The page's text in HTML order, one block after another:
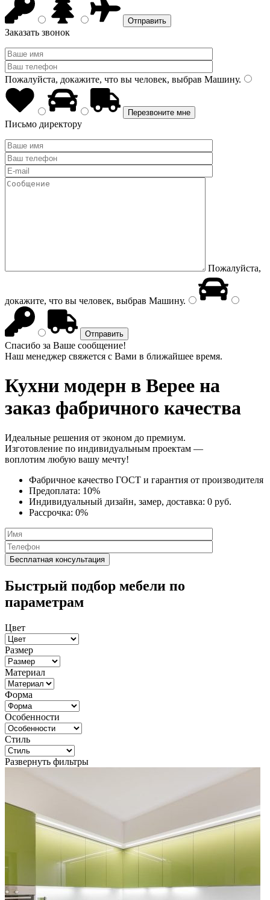
Заказать звонок
Пожалуйста, докажите, что вы человек, выбрав Машину.
Письмо директору
Пожалуйста,
докажите, что вы человек, выбрав Машину.
Спасибо за Ваше сообщение!
Наш менеджер свяжется с Вами в ближайшее время.
Кухни модерн в Верее на
заказ фабричного качества
Идеальные решения от эконом до премиум.
Изготовление по индивидуальным проектам —
воплотим любую вашу мечту!
Фабричное качество ГОСТ и гарантия от производителя
Предоплата: 10%
Индивидуальный дизайн, замер, доставка: 0 руб.
Рассрочка: 0%
Быстрый подбор мебели по
параметрам
Цвет
Размер
Материал
Форма
Особенности
Стиль
Развернуть фильтры